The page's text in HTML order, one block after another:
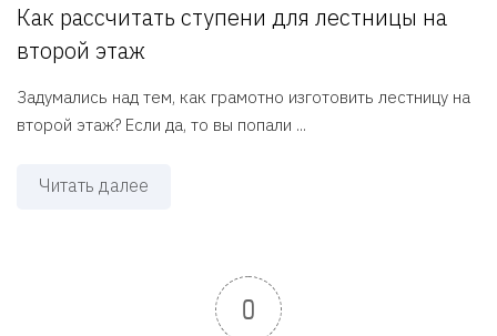
Как рассчитать ступени для лестницы на
второй этаж
Задумались над тем, как грамотно изготовить лестницу на
второй этаж? Если да, то вы попали ...
Читать далее
0